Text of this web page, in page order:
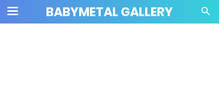
BABYMETAL GALLERY